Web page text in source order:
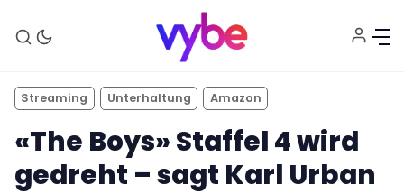
Streaming Unterhaltung Amazon
«The Boys» Staffel 4 wird
gedreht – sagt Karl Urban